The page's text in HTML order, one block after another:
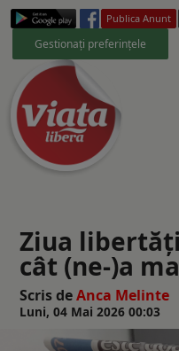
Publica Anunt
Gestionați preferințele
Ziua
cât (ne-)a
Scris deAnca Melinte
Luni, 04 Mai 2026 00:03